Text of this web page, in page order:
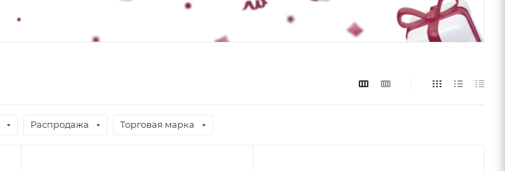
Распродажа Торговая марка